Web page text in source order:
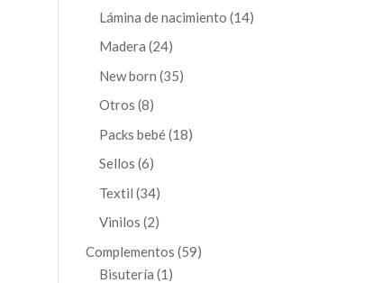
productos
Lámina de nacimiento 1414
Madera 2424
productos
New born 3535
Otros 88
productos
Packs bebé 1818
Sellos 66
productos
Textil 3434
productos
Vinilos 22
productos
Complementos 5959
Bisutería 1 1